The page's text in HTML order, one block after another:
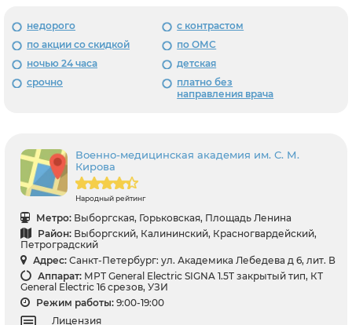
недорого
с контрастом
по акции со скидкой
по ОМС
ночью 24 часа
детская
срочно
платно без
направления врача
Военно-медицинская академия им. С. М.
Кирова
Народный рейтинг
Метро: Выборгская, Горьковская, Площадь Ленина
Район: Выборгский, Калининский, Красногвардейский,
Петроградский
Адрес: Санкт-Петербург: ул. Академика Лебедева д 6, лит. В
Аппарат: МРТ General Electric SIGNA 1.5T закрытый тип, КТ
General Electric 16 срезов, УЗИ
Режим работы: 9:00-19:00
Лицензия